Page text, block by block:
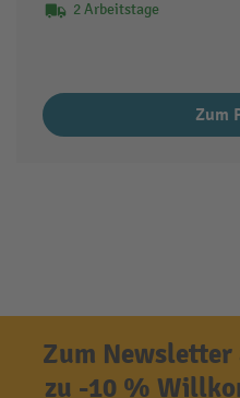
2 Arbeitstage
Zum
Zum Newsletter
zu -10 %